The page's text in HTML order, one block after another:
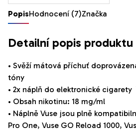
je
5,0
5
PopisHodnocení (7)Značka
Detailní popis produktu
• Svěží mátová příchuť
tóny
• 2x náplň do elektronické cigarety
• Obsah nikotinu: 18 mg/ml
• Náplně Vuse jsou plně
Pro One, Vuse GO Reload 1000,